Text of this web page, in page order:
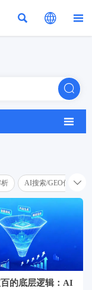
  


AI搜索/GEO优化学院

的底层逻辑：AI